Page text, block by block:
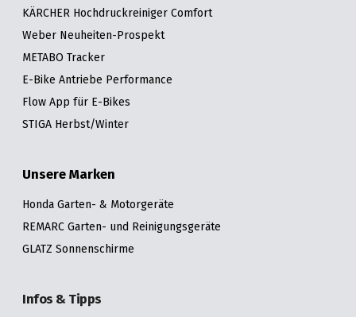
KÄRCHER Hochdruckreiniger Comfort
Weber Neuheiten-Prospekt
METABO Tracker
E-Bike Antriebe Performance
Flow App für E-Bikes
STIGA Herbst/Winter
Unsere Marken
Honda Garten- & Motorgeräte
REMARC Garten- und Reinigungsgeräte
GLATZ Sonnenschirme
Infos & Tipps